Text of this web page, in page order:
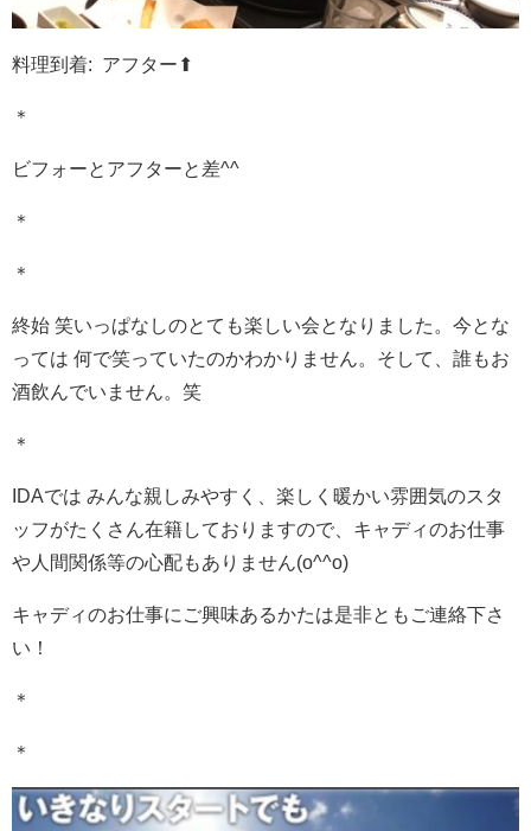
料理到着: アフター⬆︎
＊
ビフォーとアフターと差^^
＊
＊
終始 笑いっぱなしのとても楽しい会となりました。今とな
っては 何で笑っていたのかわかりません。そして、誰もお
酒飲んでいません。笑
＊
IDAでは みんな親しみやすく、楽しく暖かい雰囲気のスタ
ッフがたくさん在籍しておりますので、キャディのお仕事
や人間関係等の心配もありません(o^^o)
キャディのお仕事にご興味あるかたは是非ともご連絡下さ
い！
＊
＊